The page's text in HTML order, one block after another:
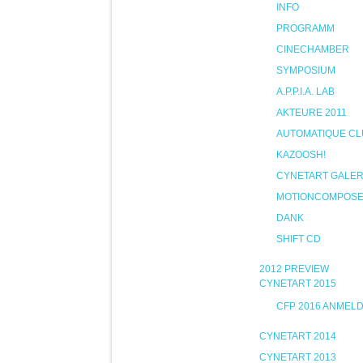
INFO
PROGRAMM
CINECHAMBER
SYMPOSIUM
A.P.P.I.A. LAB
AKTEURE 2011
AUTOMATIQUE
KAZOOSH!
CYNETART
DANK
SHIFT CD
2012 PREVIEW
CYNETART 2015
CFP 2016
CYNETART 2014
CYNETART 2013